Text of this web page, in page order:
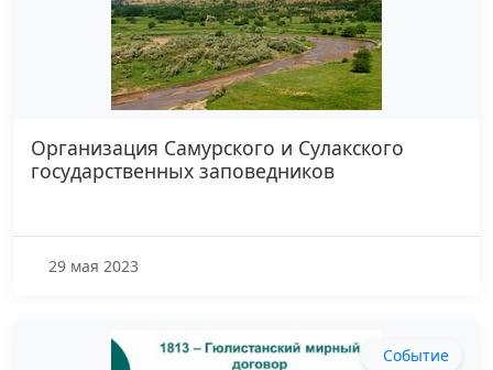
Организация Самурского и Сулакского
государственных заповедников
29 мая 2023
Событие